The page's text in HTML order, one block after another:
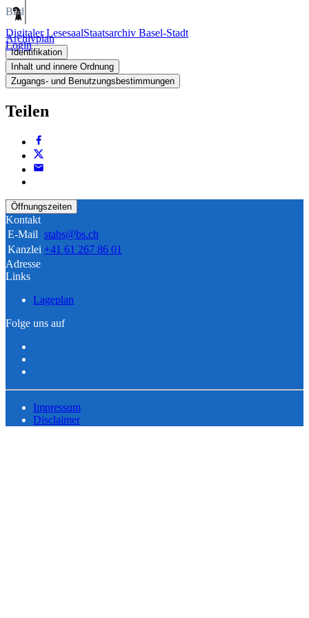
Digitaler LesesaalStaatsarchiv Basel-Stadt
Login
Bild
Archivplan
Identifikation
Inhalt und innere Ordnung
Zugangs- und Benutzungsbestimmungen
Teilen
Öffnungszeiten
Kontakt
E-Mail stabs@bs.ch
Kanzlei +41 61 267 86 01
Adresse
Links
Lageplan
Folge uns auf
Impressum
Disclaimer